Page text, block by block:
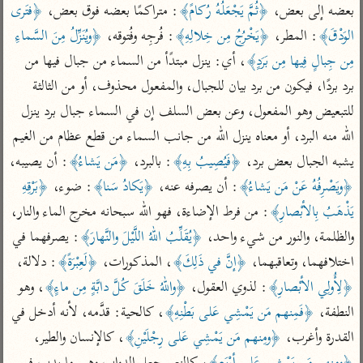
تفسير السمرقندي
تفسير الثعلبي
تفسير أبي السعود
الكشاف للزمخشري
الدر المنثور
تفسير ابن أبي حاتم
تفسير مقاتل
تفسير قتادة
اشترك لتصلك أخبار مشاريعنا
اشترك
راسلنا •تليجرام •تويتر
تعليمات
عن الباحث القرآني
بعضه إلى بعض، ﴿ثُمَّ يَجْعَلُهُ رُكامً﴾: متراكمًا بعضه فوق بعض،
الوَدْقَ﴾: المطر، ﴿يَخْرُجُ مِن خِلالِهِ﴾: فُرجِه وفُتوقه،
مِن جِبالٍ فِيها مِن بَرَدٍ﴾
يشبه الجبال بعض برد، ﴿فَيُصِيبُ بِهِ﴾: بالبرد، ﴿مَن يَشاءُ﴾: أن يصيبه،
﴿ويَصْرِفُهُ عَنْ مَن يَشاءُ﴾: أن يصرفه عنه، ﴿يَكادُ سَنا﴾: ضوء،
يَذْهَبُ بِالأبْصارِ﴾
والظلمة، والنور من شيء واحد، ﴿يُقَلِّبُ اللهُ اللَّيْلَ والنَّهارَ﴾
اختلافهما، وتعاقبهما، ﴿إنَّ في ذَلِكَ﴾، المذكورات، ﴿لَعِبْرَةً﴾: دلالة،
﴿لِأُولِي الأبْصارِ﴾: لذوي العقول، ﴿واللهُ خَلَقَ كُلَّ دابَّةٍ مِن ماءٍ﴾
، وهو
النطفة، ﴿فَمِنهم مَن يَمْشِي عَلى بَطْنِهِ﴾
القدرة وأغرب، ﴿ومِنهم مَن يَمْشِي عَلى رِجْلَيْنِ﴾، كالإنسان والطير،